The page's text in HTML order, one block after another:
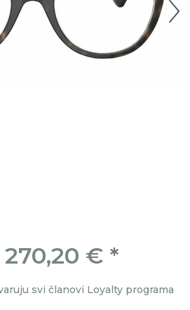
270,20 € *
svi članovi Loyalty programa